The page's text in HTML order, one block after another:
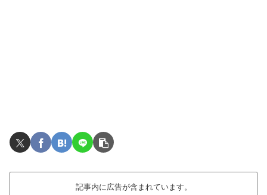
記事内に広告が含まれています。